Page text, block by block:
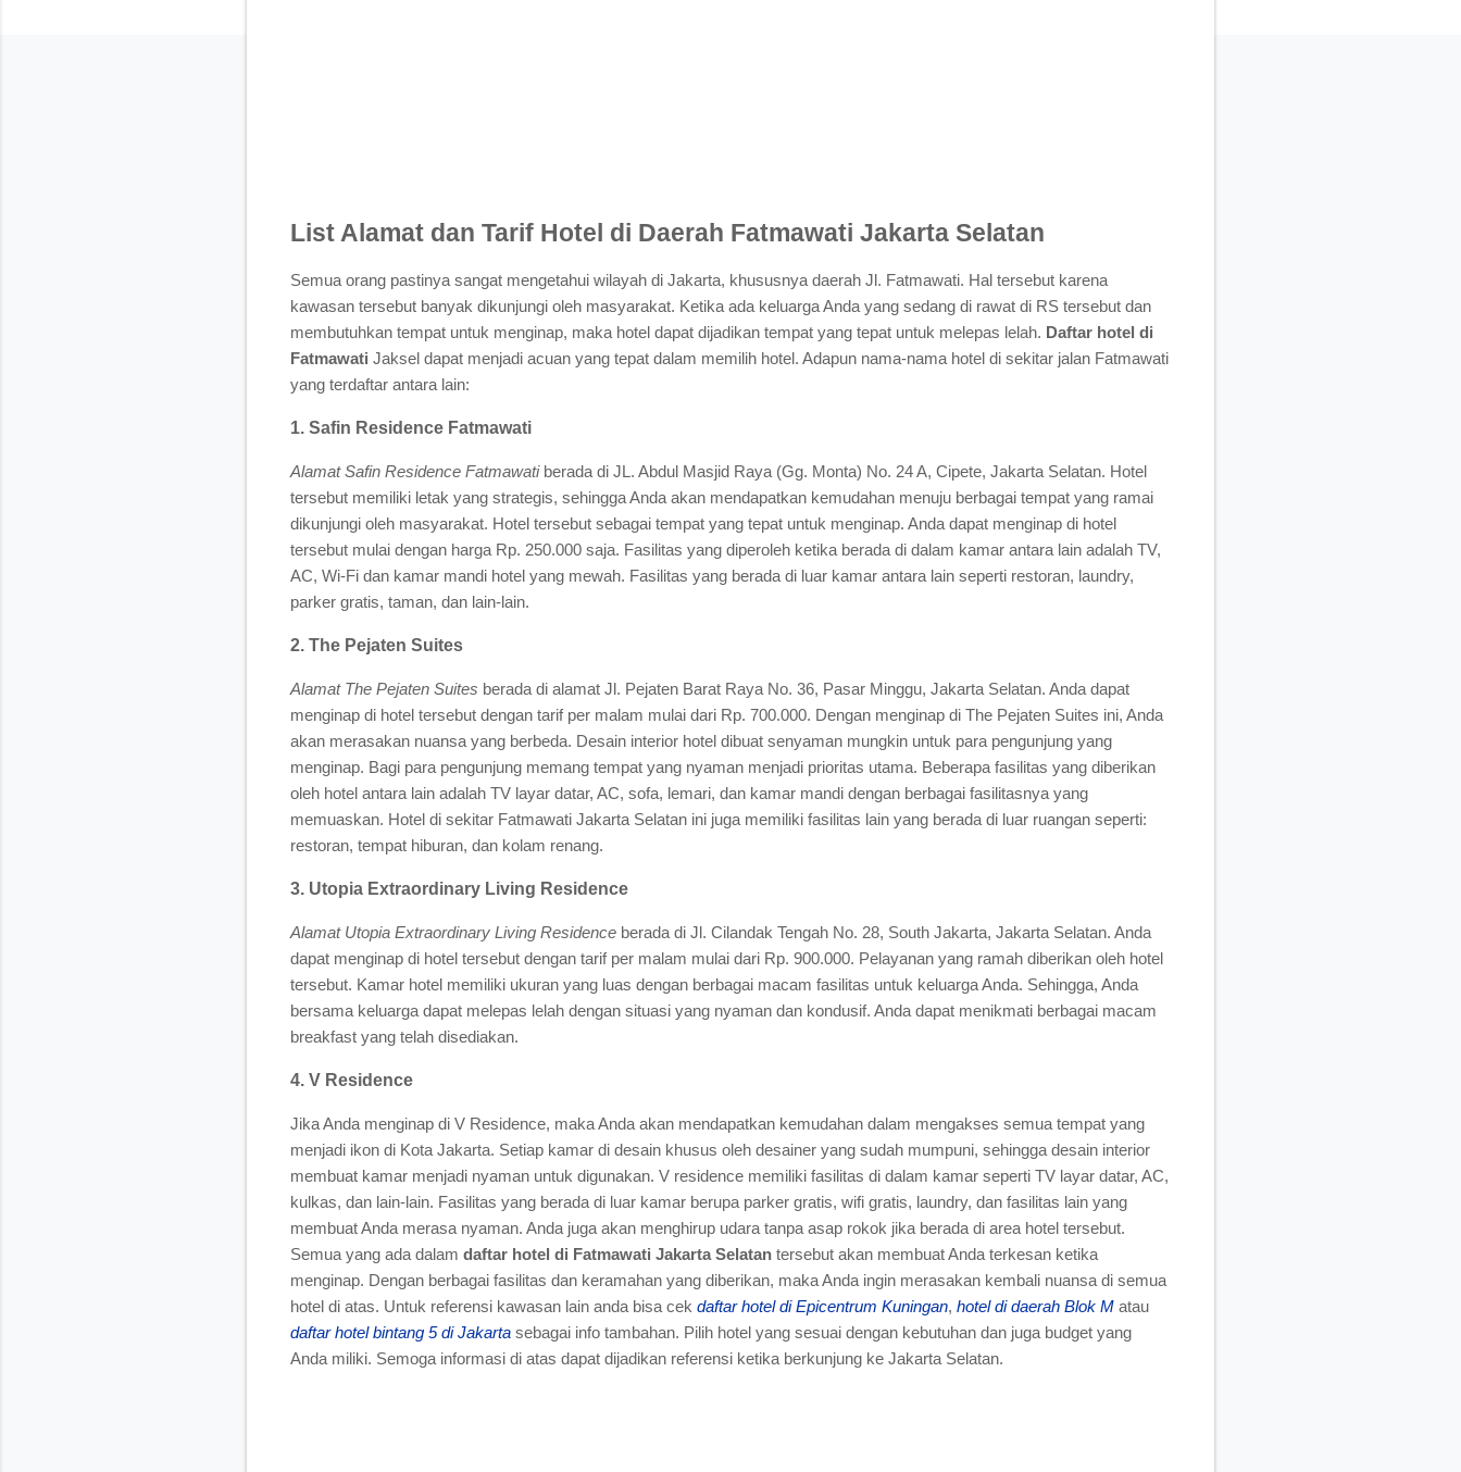
List Alamat dan Tarif Hotel di Daerah Fatmawati Jakarta Selatan
Semua orang pastinya sangat mengetahui wilayah di Jakarta, khususnya daerah Jl. Fatmawati. Hal tersebut karena
kawasan tersebut banyak dikunjungi oleh masyarakat. Ketika ada keluarga Anda yang sedang di rawat di RS tersebut dan
membutuhkan tempat untuk menginap, maka hotel dapat dijadikan tempat yang tepat untuk melepas lelah. Daftar hotel di
Fatmawati Jaksel dapat menjadi acuan yang tepat dalam memilih hotel. Adapun nama-nama hotel di sekitar jalan Fatmawati
yang terdaftar antara lain:
1. Safin Residence Fatmawati
Alamat Safin Residence Fatmawatiberada di JL. Abdul Masjid Raya (Gg. Monta) No. 24 A, Cipete, Jakarta Selatan. Hotel
tersebut memiliki letak yang strategis, sehingga Anda akan mendapatkan kemudahan menuju berbagai tempat yang ramai
dikunjungi oleh masyarakat. Hotel tersebut sebagai tempat yang tepat untuk menginap. Anda dapat menginap di hotel
tersebut mulai dengan harga Rp. 250.000 saja. Fasilitas yang diperoleh ketika berada di dalam kamar antara lain adalah TV,
AC, Wi-Fi dan kamar mandi hotel yang mewah. Fasilitas yang berada di luar kamar antara lain seperti restoran, laundry,
parker gratis, taman, dan lain-lain.
2. The Pejaten Suites
Alamat The Pejaten Suites berada di alamat Jl. Pejaten Barat Raya No. 36, Pasar Minggu, Jakarta Selatan. Anda dapat
menginap di hotel tersebut dengan tarif per malam mulai dari Rp. 700.000. Dengan menginap di The Pejaten Suites ini, Anda
akan merasakan nuansa yang berbeda. Desain interior hotel dibuat senyaman mungkin untuk para pengunjung yang
menginap. Bagi para pengunjung memang tempat yang nyaman menjadi prioritas utama. Beberapa fasilitas yang diberikan
oleh hotel antara lain adalah TV layar datar, AC, sofa, lemari, dan kamar mandi dengan berbagai fasilitasnya yang
memuaskan. Hotel di sekitar Fatmawati Jakarta Selatan ini juga memiliki fasilitas lain yang berada di luar ruangan seperti:
restoran, tempat hiburan, dan kolam renang.
3. Utopia Extraordinary Living Residence
Alamat Utopia Extraordinary Living Residence berada di Jl. Cilandak Tengah No. 28, South Jakarta, Jakarta Selatan. Anda
dapat menginap di hotel tersebut dengan tarif per malam mulai dari Rp. 900.000. Pelayanan yang ramah diberikan oleh hotel
tersebut. Kamar hotel memiliki ukuran yang luas dengan berbagai macam fasilitas untuk keluarga Anda. Sehingga, Anda
bersama keluarga dapat melepas lelah dengan situasi yang nyaman dan kondusif. Anda dapat menikmati berbagai macam
breakfast yang telah disediakan.
4. V Residence
Jika Anda menginap di V Residence, maka Anda akan mendapatkan kemudahan dalam mengakses semua tempat yang
menjadi ikon di Kota Jakarta. Setiap kamar di desain khusus oleh desainer yang sudah mumpuni, sehingga desain interior
membuat kamar menjadi nyaman untuk digunakan. V residence memiliki fasilitas di dalam kamar seperti TV layar datar, AC,
kulkas, dan lain-lain. Fasilitas yang berada di luar kamar berupa parker gratis, wifi gratis, laundry, dan fasilitas lain yang
membuat Anda merasa nyaman. Anda juga akan menghirup udara tanpa asap rokok jika berada di area hotel tersebut.
Semua yang ada dalam daftar hotel di Fatmawati Jakarta Selatan tersebut akan membuat Anda terkesan ketika
menginap. Dengan berbagai fasilitas dan keramahan yang diberikan, maka Anda ingin merasakan kembali nuansa di semua
hotel di atas. Untuk referensi kawasan lain anda bisa cek daftar hotel di Epicentrum Kuningan, hotel di daerah Blok M atau
daftar hotel bintang 5 di Jakarta sebagai info tambahan. Pilih hotel yang sesuai dengan kebutuhan dan juga budget yang
Anda miliki. Semoga informasi di atas dapat dijadikan referensi ketika berkunjung ke Jakarta Selatan.